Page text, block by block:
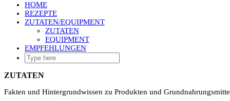
HOME
REZEPTE
ZUTATEN/EQUIPMENT
ZUTATEN
EQUIPMENT
EMPFEHLUNGEN
ZUTATEN
Fakten und Hintergrundwissen zu Produkten und